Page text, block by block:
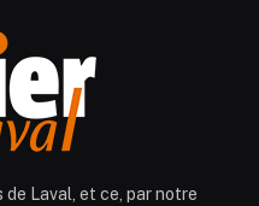
de Laval, et ce, par notre